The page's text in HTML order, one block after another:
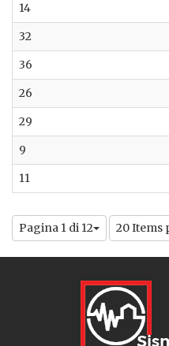
14
32
36
26
29
9
11
Pagina 1 di 12 20 Items